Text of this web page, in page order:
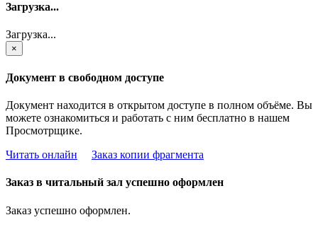
Загрузка...
Загрузка...
×
Документ в свободном доступе
Документ находится в открытом доступе в полном объёме. Вы
можете ознакомиться и работать с ним бесплатно в нашем
Просмотрщике.
Читать онлайн
Заказ копии фрагмента
Заказ в читальный зал успешно оформлен
Заказ успешно оформлен.